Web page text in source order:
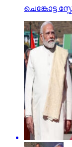
ചെങ്കോട്ട